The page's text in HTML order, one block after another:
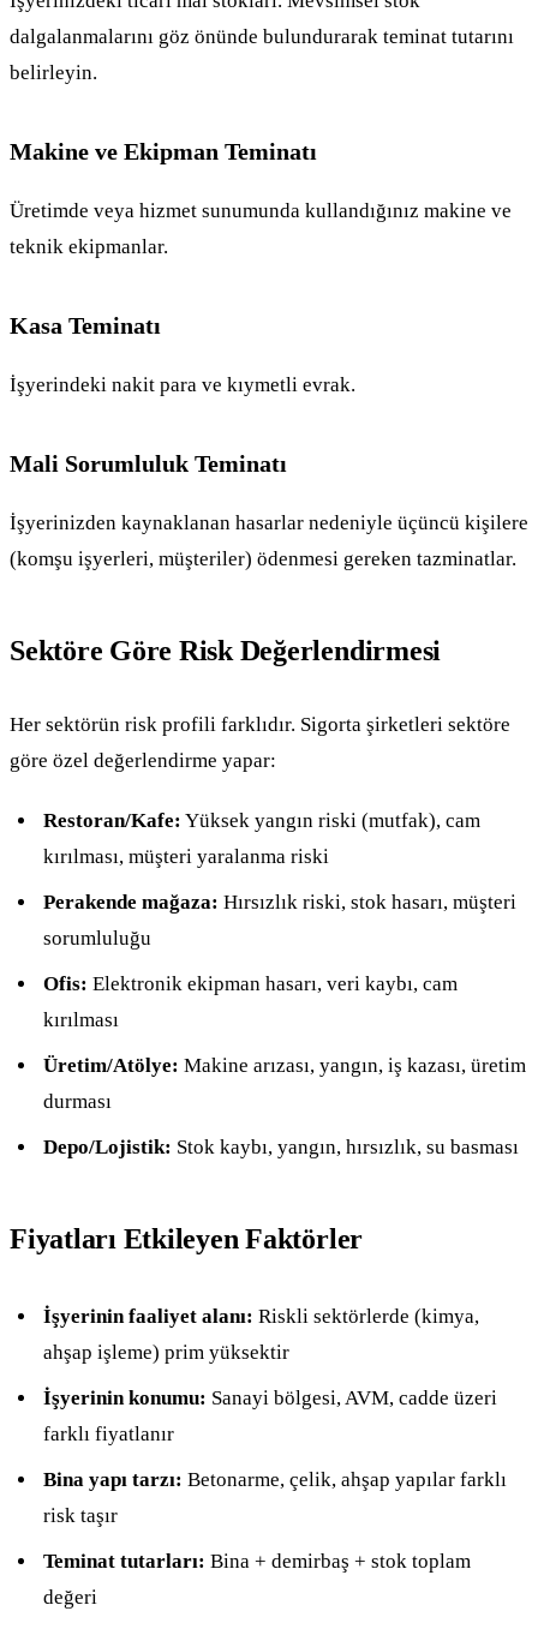
dalgalanmalarını göz önünde bulundurarak teminat tutarını
belirleyin.
Makine ve Ekipman Teminatı
Üretimde veya hizmet sunumunda kullandığınız makine ve
teknik ekipmanlar.
Kasa Teminatı
İşyerindeki nakit para ve kıymetli evrak.
Mali Sorumluluk Teminatı
İşyerinizden kaynaklanan hasarlar nedeniyle üçüncü kişilere
(komşu işyerleri, müşteriler) ödenmesi gereken tazminatlar.
Sektöre Göre Risk Değerlendirmesi
Her sektörün risk profili farklıdır. Sigorta şirketleri sektöre
göre özel değerlendirme yapar:
Restoran/Kafe: Yüksek yangın riski (mutfak), cam
kırılması, müşteri yaralanma riski
Perakende mağaza: Hırsızlık riski, stok hasarı, müşteri
sorumluluğu
Ofis: Elektronik ekipman hasarı, veri kaybı, cam
kırılması
Üretim/Atölye: Makine arızası, yangın, iş kazası, üretim
durması
Depo/Lojistik: Stok kaybı, yangın, hırsızlık, su basması
Fiyatları Etkileyen Faktörler
İşyerinin faaliyet alanı: Riskli sektörlerde (kimya,
ahşap işleme) prim yüksektir
İşyerinin konumu: Sanayi bölgesi, AVM, cadde üzeri
farklı fiyatlanır
Bina yapı tarzı: Betonarme, çelik, ahşap yapılar farklı
risk taşır
Teminat tutarları: Bina + demirbaş + stok toplam
değeri